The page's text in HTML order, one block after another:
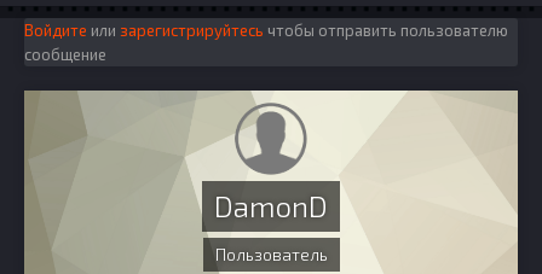
Войдите или зарегистрируйтесь чтобы отправить пользователю
сообщение
DamonD
Пользователь